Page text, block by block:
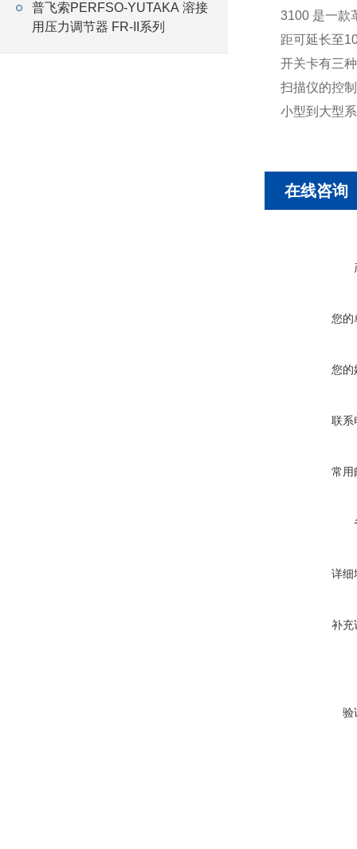
普飞索PERFSO-YUTAKA 溶接
用压力调节器 FR-II系列
3100 是一款
距可延长至
开关卡有三
扫描仪的控
小型到大型
在线咨询
您的
您的
联系
常用
详细
补充
验